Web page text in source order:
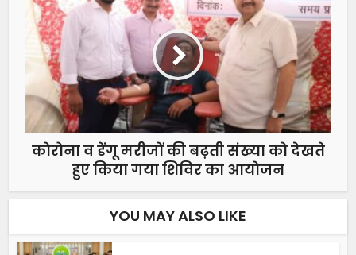
कोरोना व डेंगू मरीजों की बढ़ती संख्या को देखते
हुए किया गया शिविर का आयोजन
YOU MAY ALSO LIKE